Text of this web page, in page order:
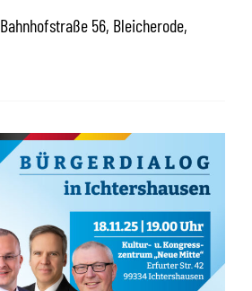
Bahnhofstraße 56, Bleicherode,